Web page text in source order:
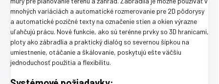
mnohých variáciách a automatické rozmerovanie pre 2D pôdorysy
a automatické pozičné texty na označenie stien a okien výrazne
uľahčujú prácu. Nové funkcie, ako sú terénne prvky so 3D hranicami,
ploty ako zábradlia a praktický dialóg so severnou šípkou na
umiestnenie, otáčanie a škálovanie, poskytujú ešte väčšiu
jednoduchosť použitia a flexibilitu.